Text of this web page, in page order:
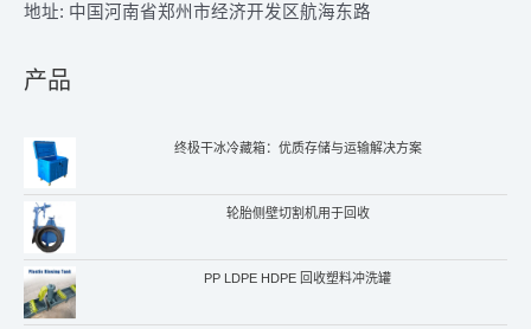
地址: 中国河南省郑州市经济开发区航海东路
产品
终极干冰冷藏箱：优质存储与运输解决方案
轮胎侧壁切割机用于回收
PP LDPE HDPE 回收塑料冲洗罐